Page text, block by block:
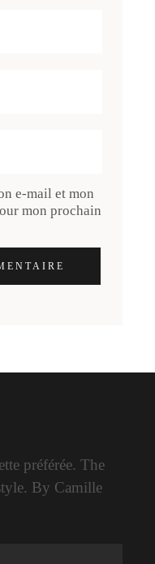
e-mail et mon
mon prochain
préférée. The
By Camille